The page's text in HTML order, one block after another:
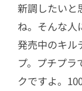
新調したいと
ね。そんな人
発売中のキル
プ。プチプラ
クですよ。